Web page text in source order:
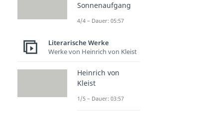
Sonnenaufgang
4/4 – Dauer: 05:57
Literarische Werke
Werke von Heinrich von Kleist
Heinrich von
Kleist
1/5 – Dauer: 03:57